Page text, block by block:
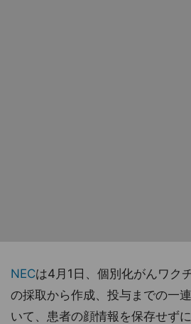
NECは4月1日、個別化がんワク
の採取から作成、投与までの一
いて、患者の顔情報を保存せず